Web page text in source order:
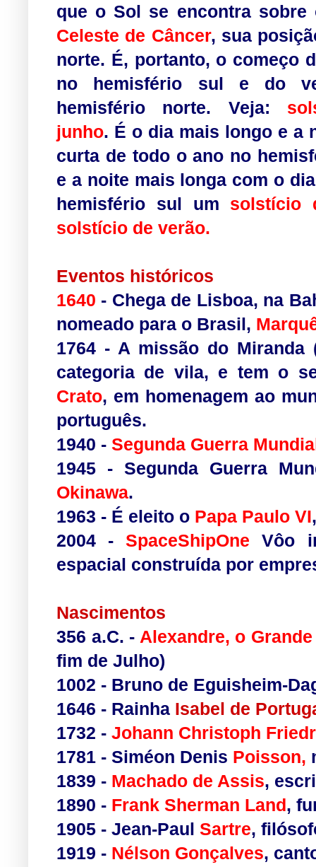
que oSol se encontra
Celeste de Câncer, sua
norte. É, portanto, o começo
no hemisfério sul e do
hemisfério norte. Veja:
junho. É o dia mais longo e a
curta de todo o ano no
e a noite mais longa com o
hemisfério sul um solstício
solstício de verão.
Eventos históricos
1640 - Chega de Lisboa, na
nomeado para o Brasil,
1764 - A missãodo Miranda
categoria de vila, e tem o
Crato, em homenagem ao
português.
1940 - Segunda Guerra
1945 - Segunda Guerra
Okinawa.
1963 - É eleito o Papa Paulo VI
2004 -SpaceShipOne Vôo
espacial construída por
Nascimentos
356 a.C. - Alexandre, o Grande
fim de Julho)
1002 - Bruno de Eguisheim-
1646 - Rainha Isabel de
1732 - Johann Christoph
1781 - Siméon Denis Poisson,
1839 - Machado de Assis,
1890 - Frank Sherman Land,
1905 - Jean-Paul Sartre,
1919 - Nélson Gonçalves,